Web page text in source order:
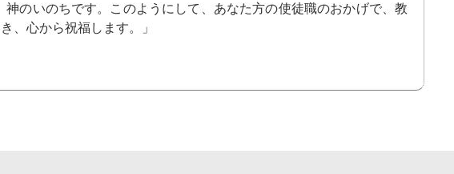
のいのちです。このようにして、あなた方の使徒職のおかげで、教
、心から祝福します。」